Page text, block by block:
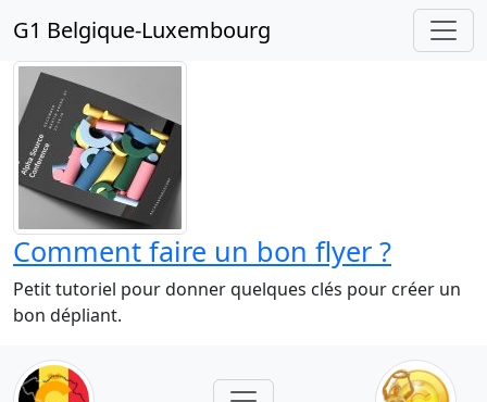
G1 Belgique-Luxembourg
Comment faire un bon flyer ?
Petit tutoriel pour donner quelques clés pour créer un
bon dépliant.